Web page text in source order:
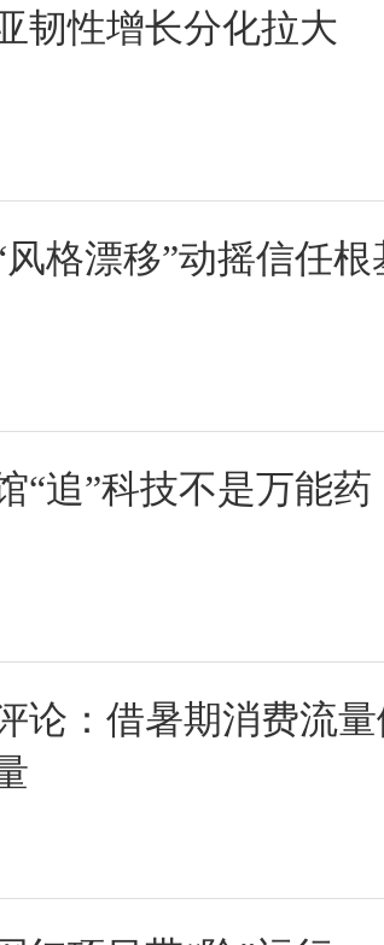
韧性增长分化拉大
风格漂移”动摇信任根
“追”科技不是万能药
论：借暑期消费流量